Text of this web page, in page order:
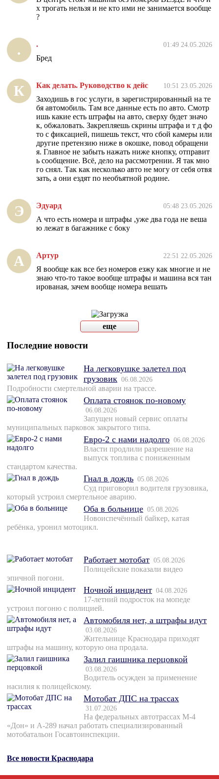
х трогать нельзя и не кто ими не занимается вообще
?
. . 01:49 24.05.2026
Бред
К Как делать. Руководство к дейс 10:51 23.05.2026
Заходишь в гос услуги, в зарегистрированный на те
бя автомобиль. Там все данные есть по авто. Смотр
ишь какие есть штрафы на авто, сверху будет значо
к, обжаловать. Закрепляешь скрины штрафа и т д фо
то с фиксацией, пишешь текст, что сбой камеры или
другие претензию ниже в окошке, повод обращени
я. Главное не забыть нажать ниже кнопку, отправит
ь сообщение. Всё, дело на рассмотрении. Я так мно
го снял. Так как несколько авто не могу от себя отвя
зать, а они ездят по необъятной родине.
Э Эдуард 05:48 23.05.2026
А что есть номера и штрафы ,уже два года не веша
ю лежат в багажнике с боку
А Артур 22:51 22.05.2026
Я вообще как все без номеров езжу как многие и не
знаю что-то такое вообще штрафы и машина вся тан
ированая, зачем вообще номера вешать
еще
Последние новости
На легковушке залетел под
грузовик 06.08.2026
Подробности смертельной аварии на трассе.
Оплата стоянок по-новому
06.08.2026
Запущен новый сервис оплаты
муниципальных парковок закрытого типа.
Евро-2 с нами надолго 06.08.2026
Власти продлили разрешение на
выпуск топлива с пониженным
стандартом качества.
Гнал в дождь 05.08.2026
Суд приговорил водителя грузовика,
который устроил смертельное аварию.
Оба в больнице 05.08.2026
Новоиспечённый байкер, катая
ребёнка, уронил мотоцикл.
Работает мотобат 05.08.2026
Полицейские показали видео
эпичной погони.
Ночной инцидент 04.08.2026
17-летний подросток на мопеде
устроил погоню с полицией.
Автомобиля нет, а штрафы идут
03.08.2026
Жительнице Краснодара приходят
штрафы на машину, которую она продала.
Залил гаишника перцовкой
03.08.2026
Водитель осужден за применение
насилия к полицейскому.
Мотобат ДПС на трассах
31.07.2026
На федеральных автотрассах М-4
«Дон» и А-289 начал работать специализированный
мотобатальон Госавтоинспекции.
Все новости Краснодара